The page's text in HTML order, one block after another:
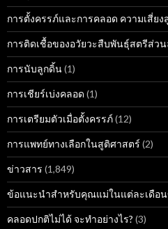
การตั้งครรภ์และการคลอด ความเสี่ยง
การติดเชื้อของอวัยวะสืบพันธุ์สตรีส่วน
การนับลูกดิ้น(1)
การเชียร์เบ่งคลอด (1)
การเตรียมตัวเมื่อตั้งครรภ์(12)
การแพทย์ทางเลือกในสูติศาสตร์ (2)
ข่าวสาร (1,849)
ข้อแนะนำสำหรับคุณแม่ในแต่ละเดือน
คลอดปกติไม่ได้ จะทำอย่างไร? (3)